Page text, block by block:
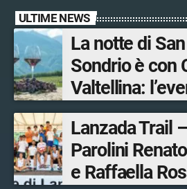
ULTIME NEWS
La notte di
Sondrio è con Calici
Valtellina:
organizzato dal
Tutela Vini di
Lanzada Trail
Parolini
e Raffaella